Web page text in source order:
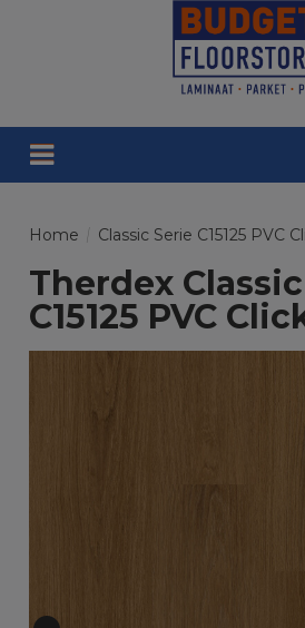
Home Classic Serie C15125 PVC
Therdex
C15125 PVC